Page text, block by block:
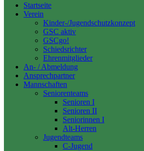
Startseite
Verein
Kinder-/Jugendschutzkonzept
GSC aktiv
GSCgo!
Schiedsrichter
Ehrenmitglieder
An- / Abmeldung
Ansprechpartner
Mannschaften
Seniorenteams
Senioren I
Senioren II
Seniorinnen I
Alt-Herren
Jugendteams
C-Jugend